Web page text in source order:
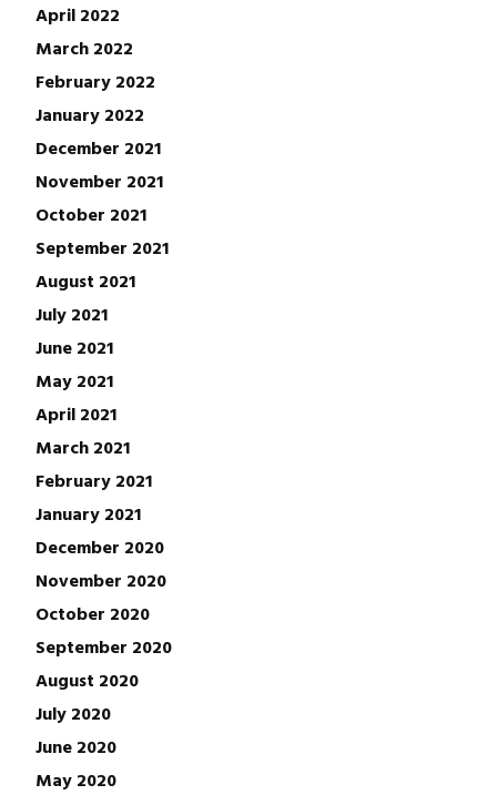
April 2022
March 2022
February 2022
January 2022
December 2021
November 2021
October 2021
September 2021
August 2021
July 2021
June 2021
May 2021
April 2021
March 2021
February 2021
January 2021
December 2020
November 2020
October 2020
September 2020
August 2020
July 2020
June 2020
May 2020